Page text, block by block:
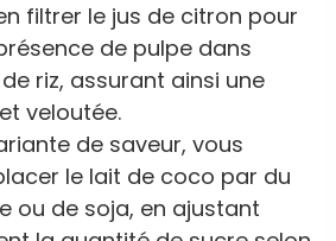
filtrer le jus de citron pour
de pulpe dans
riz, assurant ainsi une
veloutée.
de saveur, vous
le lait de coco par du
ou de soja, en ajustant